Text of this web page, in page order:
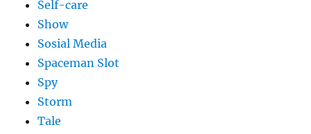
Self-care
Show
Sosial Media
Spaceman Slot
Spy
Storm
Tale